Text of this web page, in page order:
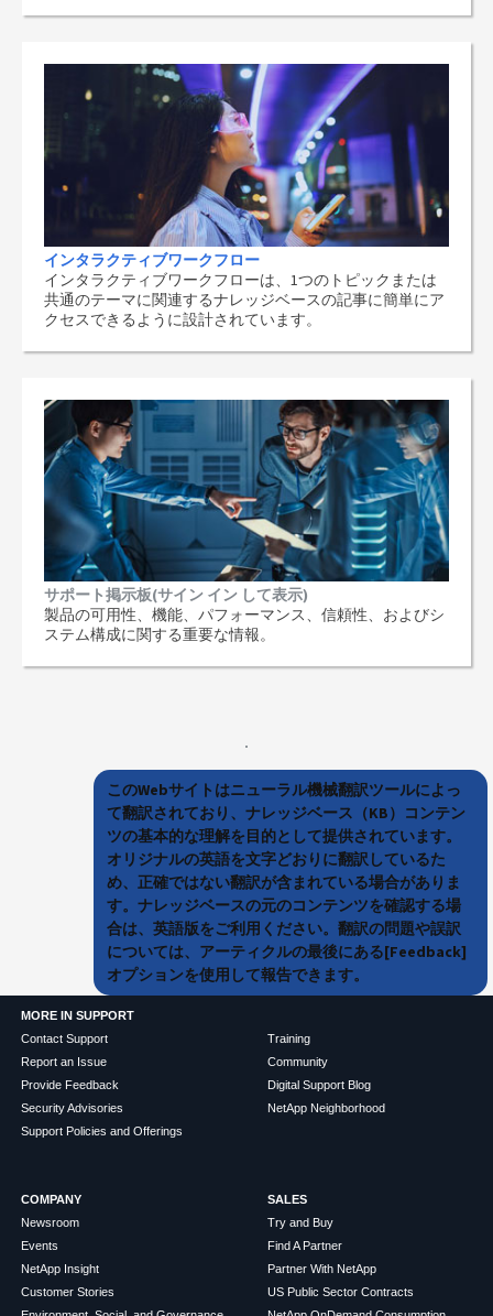
インタラクティブワークフロー
インタラクティブワークフローは、1つのトピックまたは
共通のテーマに関連するナレッジベースの記事に簡単にア
クセスできるように設計されています。
サポート掲示板(サイン イン して表示)
製品の可用性、機能、パフォーマンス、信頼性、およびシ
ステム構成に関する重要な情報。
このWebサイトはニューラル機械翻訳ツールによっ
て翻訳されており、ナレッジベース（KB）コンテン
ツの基本的な理解を目的として提供されています。
オリジナルの英語を文字どおりに翻訳しているた
め、正確ではない翻訳が含まれている場合がありま
す。ナレッジベースの元のコンテンツを確認する場
合は、英語版をご利用ください。翻訳の問題や誤訳
については、アーティクルの最後にある[Feedback]
オプションを使用して報告できます。
MORE IN SUPPORT
Contact Support
Report an Issue
Provide Feedback
Security Advisories
Support Policies and Offerings
Training
Community
Digital Support Blog
NetApp Neighborhood
COMPANY
Newsroom
Events
NetApp Insight
Customer Stories
SALES
Try and Buy
Find A Partner
Partner With NetApp
US Public Sector Contracts